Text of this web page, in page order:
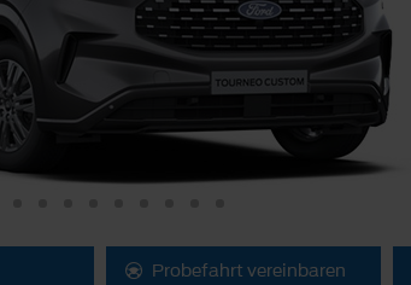
Probefahrt vereinbaren